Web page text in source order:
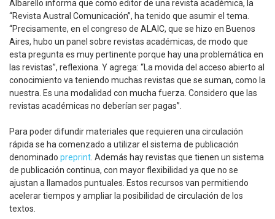
Albarello informa que como editor de una revista académica, la
“Revista Austral Comunicación”, ha tenido que asumir el tema.
“Precisamente, en el congreso de ALAIC, que se hizo en Buenos
Aires, hubo un panel sobre revistas académicas, de modo que
esta pregunta es muy pertinente porque hay una problemática en
las revistas”, reflexiona. Y agrega: “La movida del acceso abierto al
conocimiento va teniendo muchas revistas que se suman, como la
nuestra. Es una modalidad con mucha fuerza. Considero que las
revistas académicas no deberían ser pagas”.
Para poder difundir materiales que requieren una circulación
rápida se ha comenzado a utilizar el sistema de publicación
denominado preprint . Además hay revistas que tienen un sistema
de publicación continua, con mayor flexibilidad ya que no se
ajustan a llamados puntuales. Estos recursos van permitiendo
acelerar tiempos y ampliar la posibilidad de circulación de los
textos.